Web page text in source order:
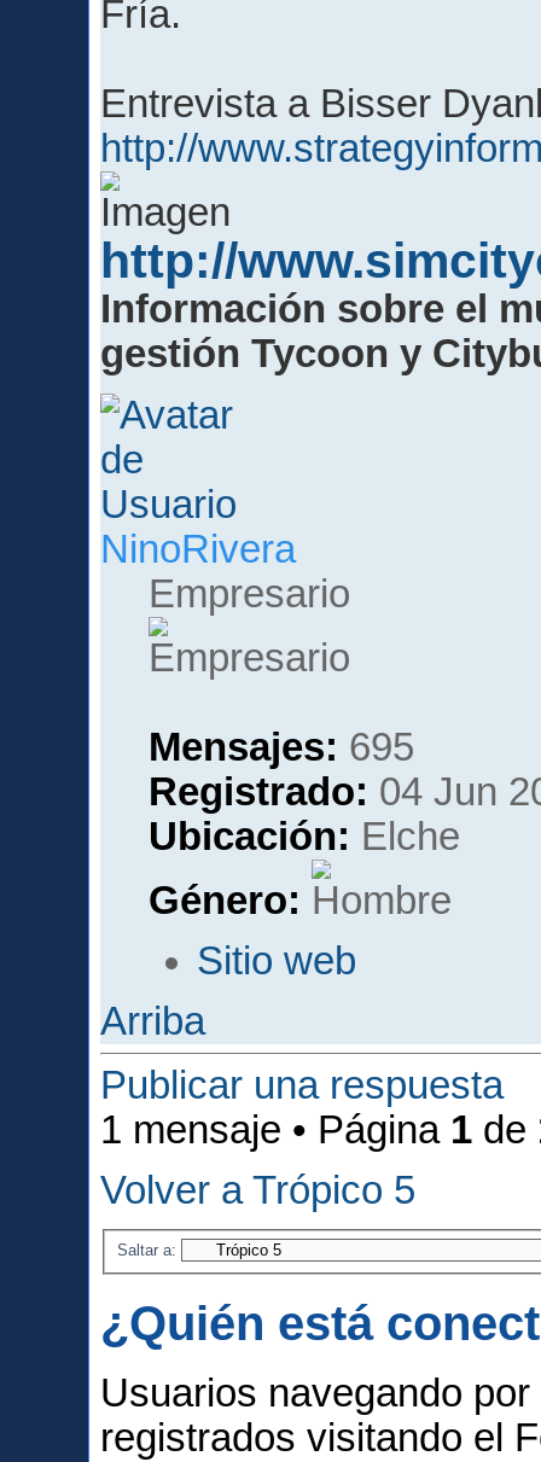
Fría.
Entrevista a Bisser
http://
http://
Información sobre el
gestión Tycoon y
NinoRivera
Empresario
Mensajes: 695
Registrado: 04 Jun
Ubicación: Elche
Género:
Sitio web
Arriba
Publicar una respuesta
1 mensaje • Página 1 de
Volver a Trópico 5
Saltar a:
¿Quién está
Usuarios navegando
registrados visitando el